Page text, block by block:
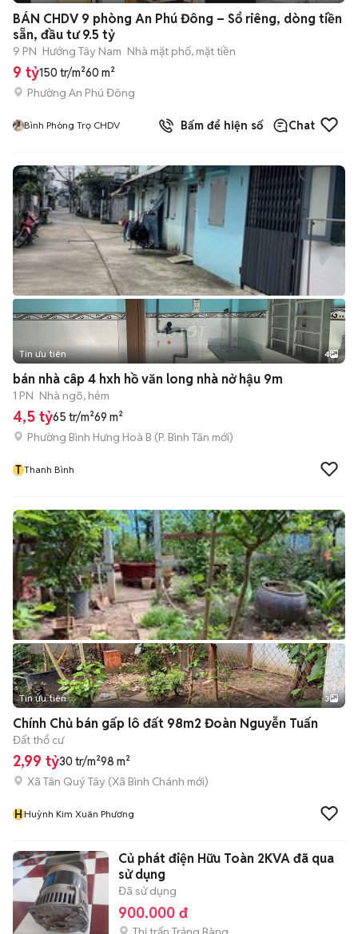
BÁN CHDV 9 phòng An Phú Đông – Sổ riêng, dòng tiền
sẵn, đầu tư 9.5 tỷ
9 PN Hướng Tây Nam Nhà mặt phố, mặt tiền
9 tỷ150 tr/m²60 m²
Phường An Phú Đông
Bình Phòng Trọ CHDV Bấm để hiện số Chat
Tin ưu tiên 4
bán nhà câp 4 hxh hồ văn long nhà nở hậu 9m
1 PN Nhà ngõ, hẻm
4,5 tỷ65 tr/m²69 m²
Phường Bình Hưng Hoà B (P. Bình Tân mới)
T Thanh Bình
Tin ưu tiên 3
Chính Chủ bán gấp lô đất 98m2 Đoàn Nguyễn Tuấn
Đất thổ cư
2,99 tỷ30 tr/m²98 m²
Xã Tân Quý Tây (Xã Bình Chánh mới)
HHuỳnh Kim Xuân Phương
Củ phát điện Hữu Toàn 2KVA đã qua
sử dụng
Đã sử dụng
900.000 đ